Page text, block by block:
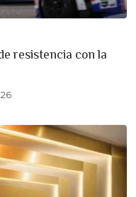
resistencia con la